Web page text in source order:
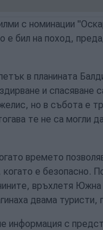
с номинации
е бил на поход,
в планината
и спасяване
но в събота е
те не са могли
времето
е безопасно.
връхлетя
двама туристи,
информация с